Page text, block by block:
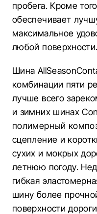
пробега. Кроме
обеспечивает
максимальное
любой поверхности.
Шина
комбинации пяти
лучше всего
и зимних шинах
полимерный
сцепление и
сухих и мокрых
летнюю погоду.
гибкая
шину более
поверхности